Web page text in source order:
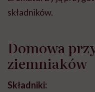
składników.
Domowa
ziemniaków
Składniki: